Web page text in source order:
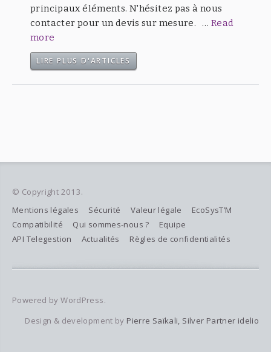
principaux éléments. N'hésitez pas à nous
contacter pour un devis sur mesure. … Read
more
LIRE PLUS D'ARTICLES
© Copyright 2013.
Mentions légales
Sécurité Valeur légale
EcoSysT’M
Compatibilité
Qui sommes-nous ?
Equipe
API Telegestion
Actualités Règles de confidentialités
Powered by WordPress.
Design & development by Pierre Saïkali, Silver Partner idelio